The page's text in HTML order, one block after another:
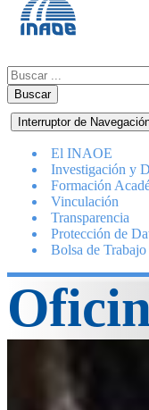
Buscar
Interruptor de
El INAOE
Investigación y
Formación
Vinculación
Transparencia
Protección de
Bolsa de Trabajo